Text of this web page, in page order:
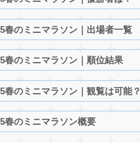
春のミニマラソン｜出場者一覧
春のミニマラソン｜順位結果
春のミニマラソン｜観覧は可能？
春のミニマラソン概要